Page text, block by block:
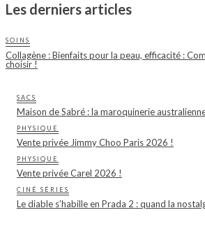
Les derniers articles
SOINS
Collagène : Bienfaits pour la peau, efficacité :
choisir !
SACS
Maison de Sabré : la maroquinerie
PHYSIQUE
Vente privée Jimmy Choo Paris 2026 !
PHYSIQUE
Vente privée Carel 2026 !
CINÉ SÉRIES
Le diable s’habille en Prada 2 : quand la